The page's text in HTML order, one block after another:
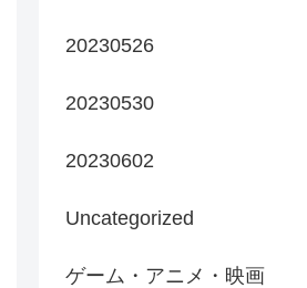
20230526
20230530
20230602
Uncategorized
ゲーム・アニメ・映画